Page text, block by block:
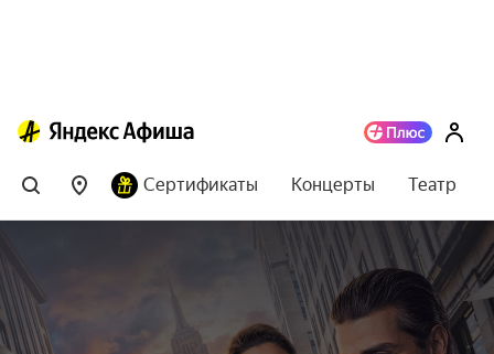
Сертификаты Концерты Театр